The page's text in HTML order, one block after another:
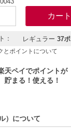
： レギュラー 37
とポイントについて
）について